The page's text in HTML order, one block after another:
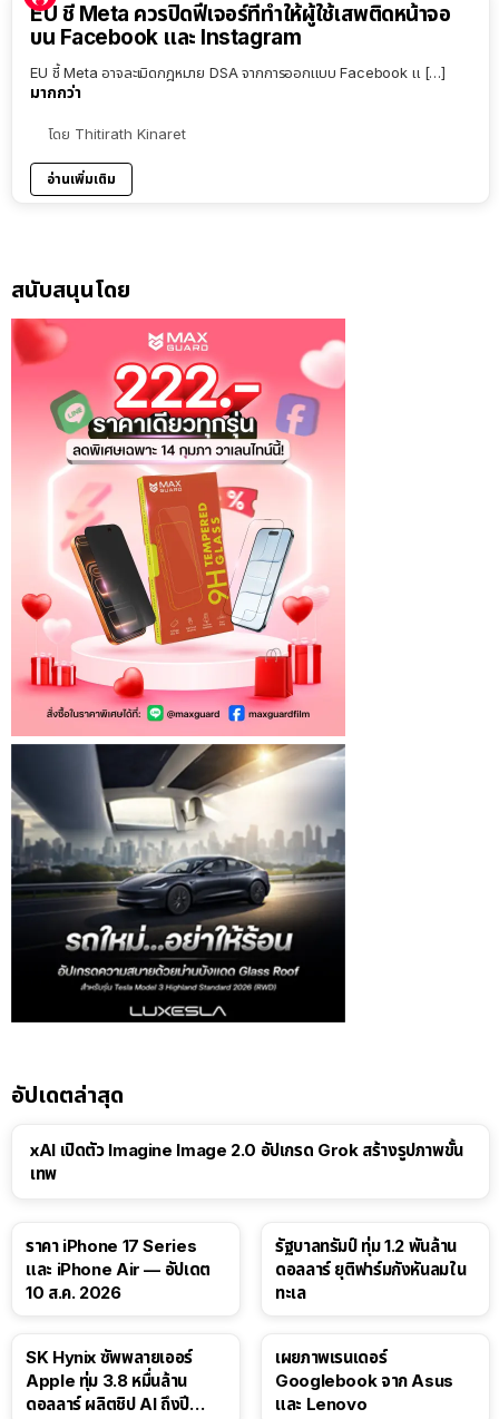
EU ชี้ Meta ควรปิดฟีเจอร์ที่ทำให้ผู้ใช้เสพติดหน้าจอ
บน Facebook และ Instagram
EU ชี้ Meta อาจละเมิดกฎหมาย DSA จากการออกแบบ Facebook แ […]
มากกว่า
โดย Thitirath Kinaret
อ่านเพิ่มเติม
สนับสนุนโดย
อัปเดตล่าสุด
xAI เปิดตัว Imagine Image 2.0 อัปเกรด Grok สร้างรูปภาพขั้น
เทพ
ราคา iPhone 17 Series
และ iPhone Air — อัปเดต
10 ส.ค. 2026
รัฐบาลทรัมป์ ทุ่ม 1.2 พันล้าน
ดอลลาร์ ยุติฟาร์มกังหันลมใน
ทะเล
SK Hynix ซัพพลายเออร์
Apple ทุ่ม 3.8 หมื่นล้าน
ดอลลาร์ ผลิตชิป AI ถึงปี
เผยภาพเรนเดอร์
Googlebook จาก Asus
และ Lenovo